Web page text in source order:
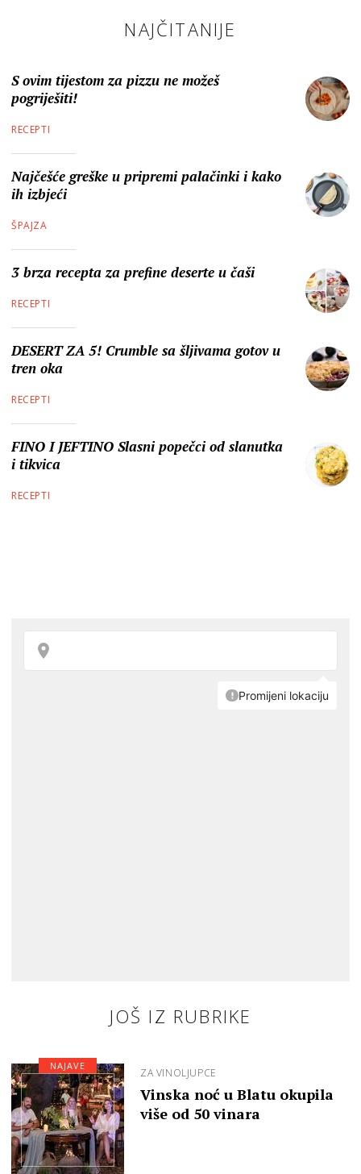
NAJČITANIJE
S ovim tijestom za pizzu ne možeš
pogriješiti!
RECEPTI
Najčešće greške u pripremi palačinki i kako
ih izbjeći
ŠPAJZA
3 brza recepta za prefine deserte u čaši
RECEPTI
DESERT ZA 5! Crumble sa šljivama gotov u
tren oka
RECEPTI
FINO I JEFTINO Slasni popečci od slanutka
i tikvica
RECEPTI
JOŠ IZ RUBRIKE
ZA VINOLJUPCE
Vinska noć u Blatu okupila
više od 50 vinara
NAJAVE